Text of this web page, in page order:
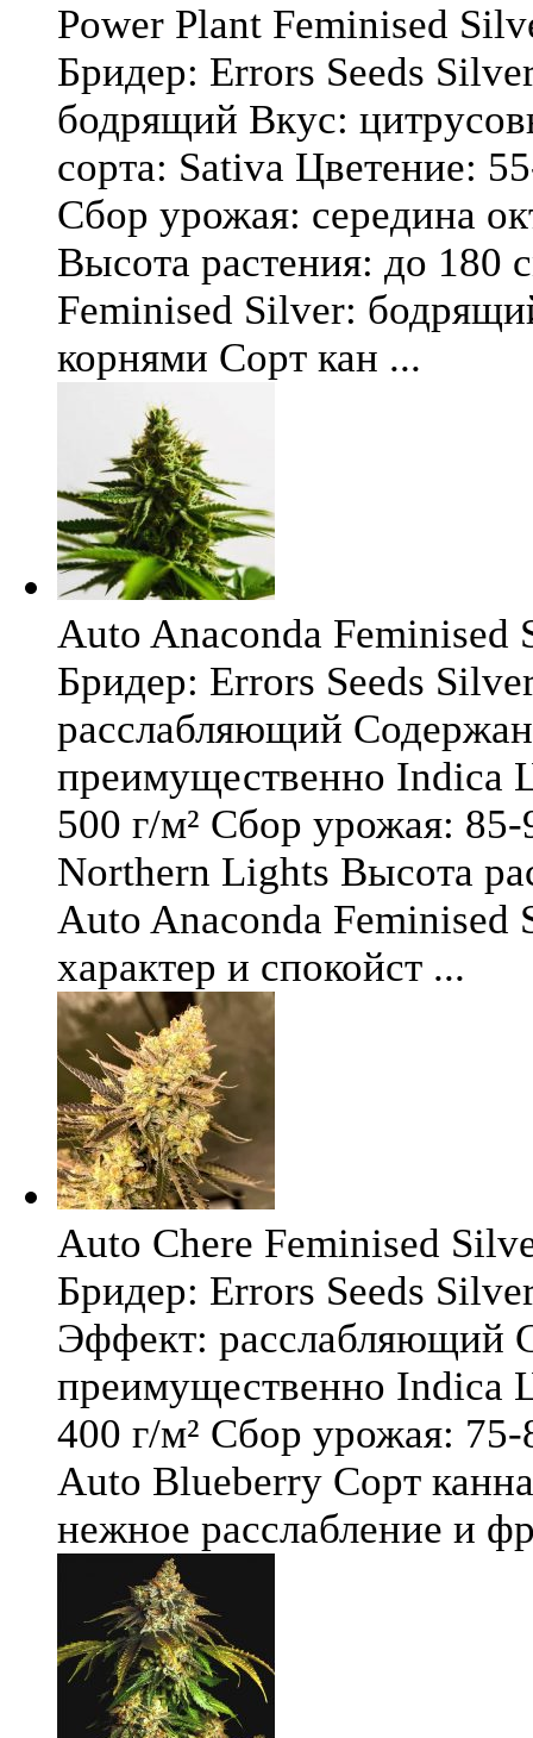
Power Plant Feminised
Бридер: Errors Seeds
бодрящий Вкус:
сорта: Sativa Цветение:
Сбор урожая: середина
Высота растения: до 180
Feminised Silver:
корнями Сорт кан ...
Auto Anaconda Feminised
Бридер: Errors Seeds
расслабляющий
преимущественно Indica
500 г/м² Сбор урожая:
Northern Lights Высота
Auto Anaconda
характер и спокойст ...
Auto Chere Feminised
Бридер: Errors Seeds
Эффект: расслабляющий
преимущественно Indica
400 г/м² Сбор урожая:
Auto Blueberry Сорт
нежное расслабление и